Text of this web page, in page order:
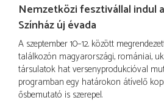
Nemzetközi fesztivállal indul
Színház új évada
A szeptember 10–12. között
találkozón magyarországi, romániai,
társulatok hat versenyprodukcióval
programban egy határokon átívelő
ősbemutató is szerepel.